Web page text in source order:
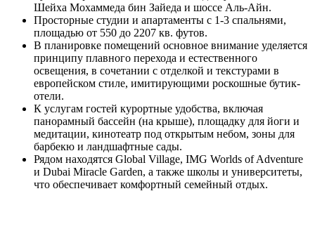
Шейха Мохаммеда бин Зайеда и шоссе Аль-Айн.
Просторные студии и апартаменты с 1-3 спальнями,
площадью от 550 до 2207 кв. футов.
В планировке помещений основное внимание уделяется
принципу плавного перехода и естественного
освещения, в сочетании с отделкой и текстурами в
европейском стиле, имитирующими роскошные бутик-
отели.
К услугам гостей курортные удобства, включая
панорамный бассейн (на крыше), площадку для йоги и
медитации, кинотеатр под открытым небом, зоны для
барбекю и ландшафтные сады.
Рядом находятся Global Village, IMG Worlds of Adventure
и Dubai Miracle Garden, а также школы и университеты,
что обеспечивает комфортный семейный отдых.